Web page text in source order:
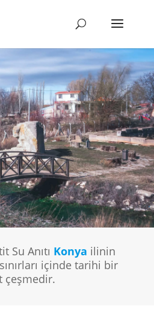
Su Anıtı Konya ilinin
içinde tarihi bir
çeşmedir.